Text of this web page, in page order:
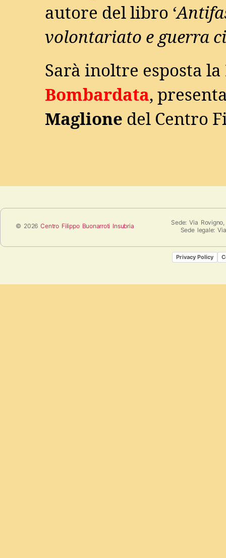
autore del libro ‘
volontariato e guerra
Sarà inoltre esposta la
Bombardata,
Maglione del Centro
© 2026Centro Filippo Buonarroti Insubria
Sede: Via
Sede legale:
Privacy Policy